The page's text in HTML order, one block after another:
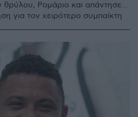
θρύλου, Ρομάριο και απάντησε...
για τον χειρότερο συμπαίκτη